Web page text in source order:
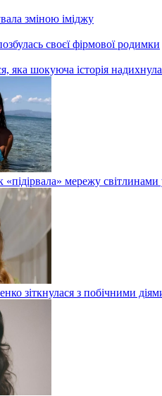
зміною іміджу
своєї фірмової родимки
яка шокуюча історія
«підірвала» мережу
зіткнулася з побічними